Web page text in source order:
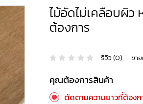
ไม้อัดไม่เคลือบผิว
ต้องการ
รีวิว (0) | ขา
คุณต้องการสินค้า
ตัดตามความยาวที่ต้องก